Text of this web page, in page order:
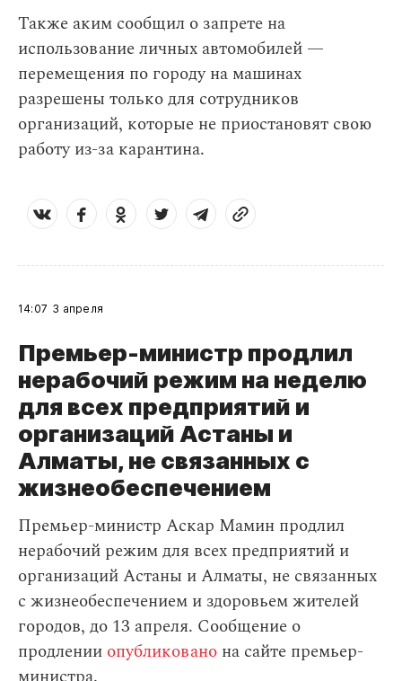
Также аким сообщил о запрете на
использование личных автомобилей —
перемещения по городу на машинах
разрешены только для сотрудников
организаций, которые не приостановят свою
работу из-за карантина.
14:07 3 апреля
Премьер-министр продлил
нерабочий режим на неделю
для всех предприятий и
организаций Астаны и
Алматы, не связанных с
жизнеобеспечением
Премьер-министр Аскар Мамин продлил
нерабочий режим для всех предприятий и
организаций Астаны и Алматы, не связанных
с жизнеобеспечением и здоровьем жителей
городов, до 13 апреля. Сообщение о
продлении опубликовано на сайте премьер-